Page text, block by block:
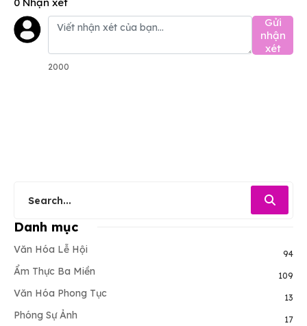
Gửi
nhận
xét
2000
Danh mục
Văn Hóa Lễ Hội 94
Ẩm Thực Ba Miền 109
Văn Hóa Phong Tục 13
Phóng Sự Ảnh 17